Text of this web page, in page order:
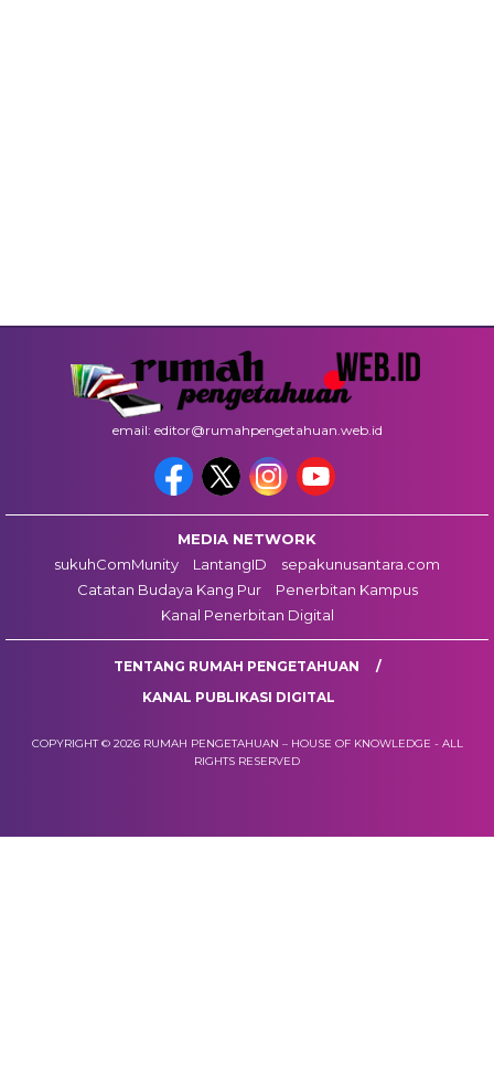
email: editor@rumahpengetahuan.web.id
MEDIA NETWORK
sukuhComMunity
LantangID
sepakunusantara.com
Catatan Budaya Kang Pur
Penerbitan Kampus
Kanal Penerbitan Digital
TENTANG RUMAH PENGETAHUAN
KANAL PUBLIKASI DIGITAL
COPYRIGHT © 2026 RUMAH PENGETAHUAN – HOUSE OF KNOWLEDGE - ALL
RIGHTS RESERVED